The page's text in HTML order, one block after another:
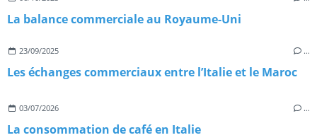
La balance commerciale au Royaume-Uni
23/09/2025 …
Les échanges commerciaux entre l’Italie et le Maroc
03/07/2026 …
La consommation de café en Italie